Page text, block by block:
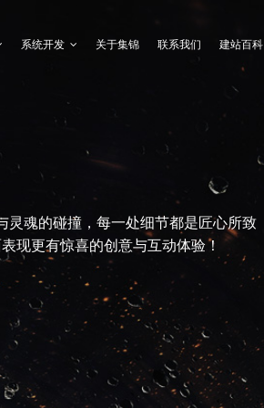
系统开发 关于集锦 联系我们 建站百科
灵魂的碰撞，每一处细节都是匠心所致
现更有惊喜的创意与互动体验！